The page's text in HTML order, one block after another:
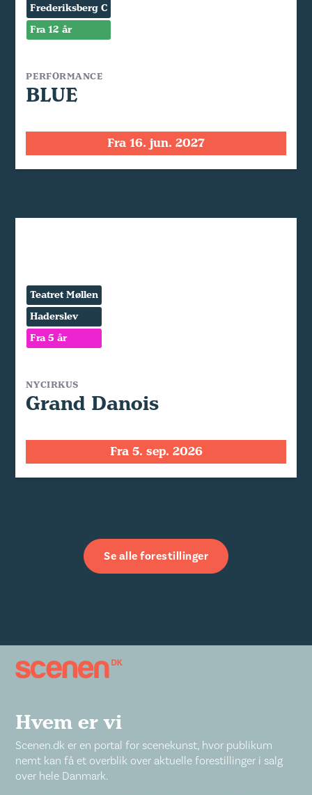
Frederiksberg C
Fra 12 år
PERFORMANCE
BLUE
Fra 16. jun. 2027
Teatret Møllen
Haderslev
Fra 5 år
NYCIRKUS
Grand Danois
Fra 5. sep. 2026
Se alle forestillinger
Hvem er vi
Scenen.dk er en portal for scenekunst, hvor publikum
nemt kan få et overblik over aktuelle forestillinger i salg
over hele Danmark.